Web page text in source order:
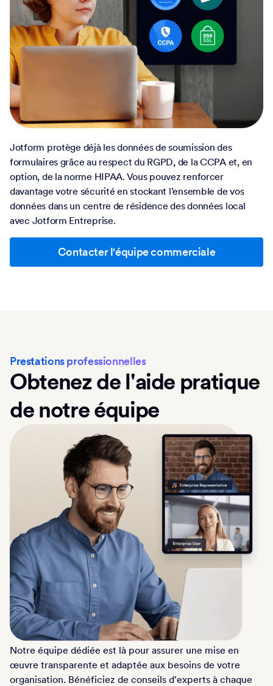
Jotform protège déjà les données de soumission des
formulaires grâce au respect du RGPD, de la CCPA et, en
option, de la norme HIPAA. Vous pouvez renforcer
davantage votre sécurité en stockant l’ensemble de vos
données dans un centre de résidence des données local
avec Jotform Entreprise.
Contacter l'équipe commerciale
Prestations professionnelles
Obtenez de l'aide pratique
de notre équipe
Notre équipe dédiée est là pour assurer une mise en
œuvre transparente et adaptée aux besoins de votre
organisation. Bénéficiez de conseils d'experts à chaque